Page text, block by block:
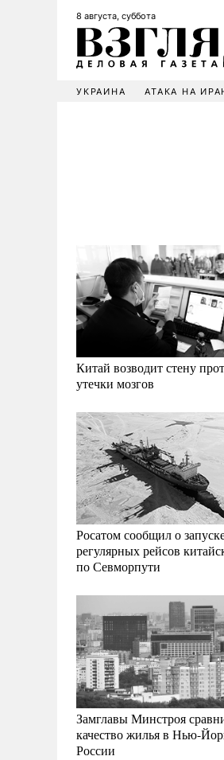
8 августа, суббота
УКРАИНА АТАКА НА
Китай возводит стену
утечки мозгов
Росатом сообщил о
регулярных рейсов
по Севморпути
Замглавы Минстроя
качество жилья в Нью-
России